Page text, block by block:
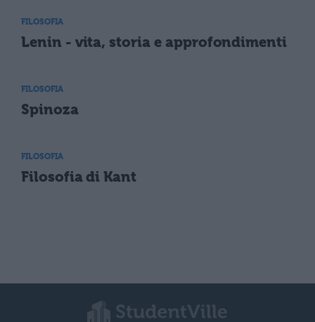
FILOSOFIA
Lenin - vita, storia e approfondimenti
FILOSOFIA
Spinoza
FILOSOFIA
Filosofia di Kant